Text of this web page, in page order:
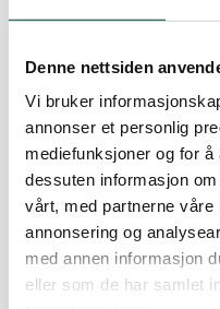
Denne nettsiden
Vi bruker
annonser et personlig
mediefunksjoner og for
dessuten informasjon
vårt, med partnerne våre
annonsering og
med annen informasjon
eller som de har samlet
Bystyret vil kanskje
Bauhaus hit vil
Hvis vi får disse
reise til IKEA i Asker
ergo bli
2 + 2 = 4 i denne
brister. All erfaring fra
viser at etablering av
vil medføre kraftig